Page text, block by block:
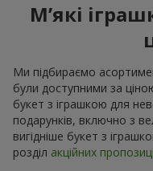
М’які
Ми підбираємо
були доступними за
букет з іграшкою для
подарунків, включно з
вигідніше букет з
розділ акційних